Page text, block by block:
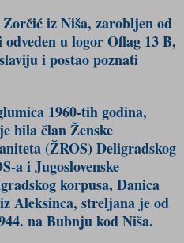
iz Niša, zarobljen od
u logor Oflag 13 B,
i postao poznati
1960-tih godina,
bila član Ženske
(ŽROS) Deligradskog
a i Jugoslovenske
korpusa, Danica
Aleksinca, streljana je od
na Bubnju kod Niša.